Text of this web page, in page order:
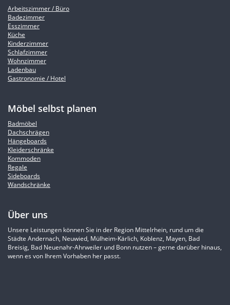
Arbeitszimmer / Büro
Badezimmer
Esszimmer
Küche
Kinderzimmer
Schlafzimmer
Wohnzimmer
Ladenbau
Gastronomie / Hotel
Möbel selbst planen
Badmöbel
Dachschrägen
Hängeboards
Kleiderschränke
Kommoden
Regale
Sideboards
Wandschränke
Über uns
Unsere Leistungen können Sie in der Region Mittelrhein, rund um die
Städte Andernach, Neuwied, Mülheim-Kärlich, Koblenz, Mayen, Bad
Breisig, Bad Neuenahr-Ahrweiler und Bonn nutzen – gerne darüber hinaus,
wenn es von Ihrem Vorhaben her passt.